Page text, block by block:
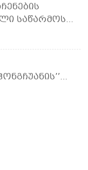
Საწარმოს...